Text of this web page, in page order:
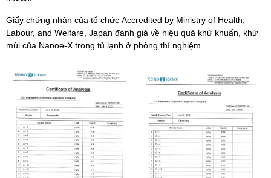
Giấy chứng nhận của tổ chức Accredited by Ministry of Health,
Labour, and Welfare, Japan đánh giá về hiệu quả khử khuẩn, khử
mùi của Nanoe-X trong tủ lạnh ở phòng thí nghiệm.